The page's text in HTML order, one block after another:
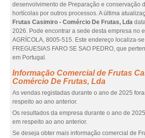
desenvolvimento de Preparação e conservação
hortícolas por outros processos. A última
Frutas Casimiro - Comércio De Frutas, Lda
2026. Pode encontrar a sede desta empresa no
AGRÍCOLA, 8005-515. Este endereço localiza-
FREGUESIAS FARO SE SAO PEDRO, que
em Portugal.
Informação Comercial de Frutas
Comércio De Frutas, Lda
As vendas registadas durante o ano de 2025
respeito ao ano anterior.
Os resultados da empresa durante o ano de
em respeito ao ano anterior.
Se deseja obter mais informação comercial de